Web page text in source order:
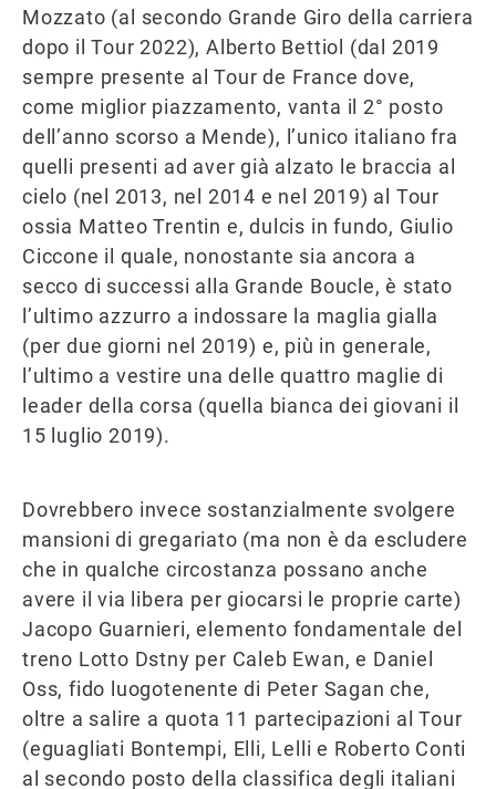
Mozzato (al secondo Grande Giro della carriera
dopo il Tour 2022), Alberto Bettiol (dal 2019
sempre presente al Tour de France dove,
come miglior piazzamento, vanta il 2° posto
dell’anno scorso a Mende), l’unico italiano fra
quelli presenti ad aver già alzato le braccia al
cielo (nel 2013, nel 2014 e nel 2019) al Tour
ossia Matteo Trentin e, dulcis in fundo, Giulio
Ciccone il quale, nonostante sia ancora a
secco di successi alla Grande Boucle, è stato
l’ultimo azzurro a indossare la maglia gialla
(per due giorni nel 2019) e, più in generale,
l’ultimo a vestire una delle quattro maglie di
leader della corsa (quella bianca dei giovani il
15 luglio 2019).
Dovrebbero invece sostanzialmente svolgere
mansioni di gregariato (ma non è da escludere
che in qualche circostanza possano anche
avere il via libera per giocarsi le proprie carte)
Jacopo Guarnieri, elemento fondamentale del
treno Lotto Dstny per Caleb Ewan, e Daniel
Oss, fido luogotenente di Peter Sagan che,
oltre a salire a quota 11 partecipazioni al Tour
(eguagliati Bontempi, Elli, Lelli e Roberto Conti
al secondo posto della classifica degli italiani